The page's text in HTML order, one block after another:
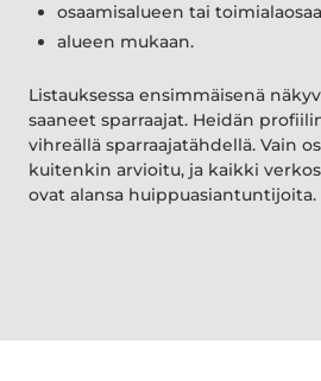
osaamisalueen tai
alueen mukaan.
Listauksessa ensimmäisenä
saaneet sparraajat. Heidän
vihreällä sparraajatähdellä. Vain
kuitenkin arvioitu, ja kaikki
ovat alansa huippuasiantuntijoita.